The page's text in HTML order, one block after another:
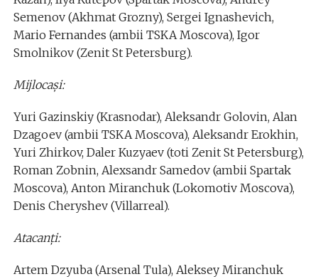
Semenov (Akhmat Grozny), Sergei Ignashevich,
Mario Fernandes (ambii TSKA Moscova), Igor
Smolnikov (Zenit St Petersburg).
Mijlocaşi:
Yuri Gazinskiy (Krasnodar), Aleksandr Golovin, Alan
Dzagoev (ambii TSKA Moscova), Aleksandr Erokhin,
Yuri Zhirkov, Daler Kuzyaev (toti Zenit St Petersburg),
Roman Zobnin, Alexsandr Samedov (ambii Spartak
Moscova), Anton Miranchuk (Lokomotiv Moscova),
Denis Cheryshev (Villarreal).
Atacanţi:
Artem Dzyuba (Arsenal Tula), Aleksey Miranchuk